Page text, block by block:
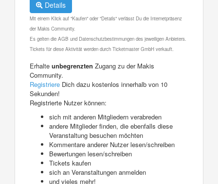
Details
Mit einem Klick auf "Kaufen" oder "Details" verlässt Du die Internetpräsenz
der Makis Community.
Es gelten die AGB und Datenschutzbestimmungen des jeweiligen Anbieters.
Tickets für diese Aktivität werden durch Ticketmaster GmbH verkauft.
Erhalte unbegrenzten Zugang zu der Makis
Community.
Registriere Dich dazu kostenlos innerhalb von 10
Sekunden!
Registrierte Nutzer können:
sich mit anderen Mitgliedern verabreden
andere Mitglieder finden, die ebenfalls diese
Veranstaltung besuchen möchten
Kommentare anderer Nutzer lesen/schreiben
Bewertungen lesen/schreiben
Tickets kaufen
sich an Veranstaltungen anmelden
und vieles mehr!